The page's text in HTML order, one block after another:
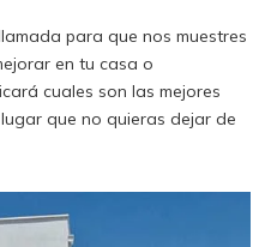
para que nos muestres
en tu casa o
cuales son las mejores
que no quieras dejar de